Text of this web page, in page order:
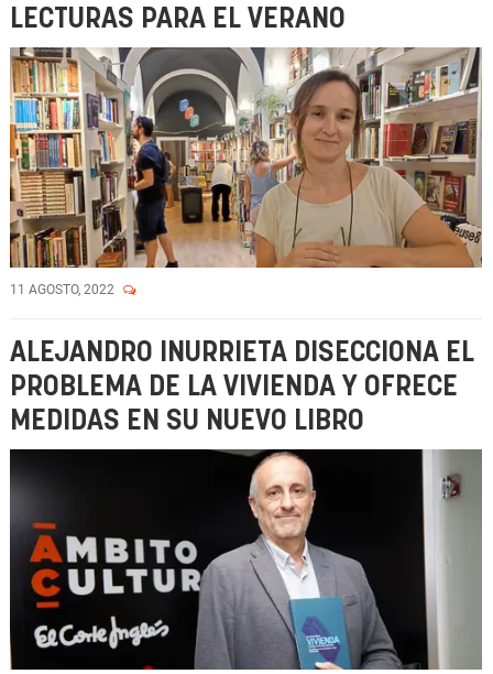
LECTURAS PARA EL VERANO
11 AGOSTO, 2022
ALEJANDRO INURRIETA DISECCIONA EL
PROBLEMA DE LA VIVIENDA Y OFRECE
MEDIDAS EN SU NUEVO LIBRO